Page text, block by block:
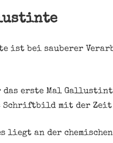
ist bei sauberer
das erste Mal
Schriftbild mit der
liegt an der